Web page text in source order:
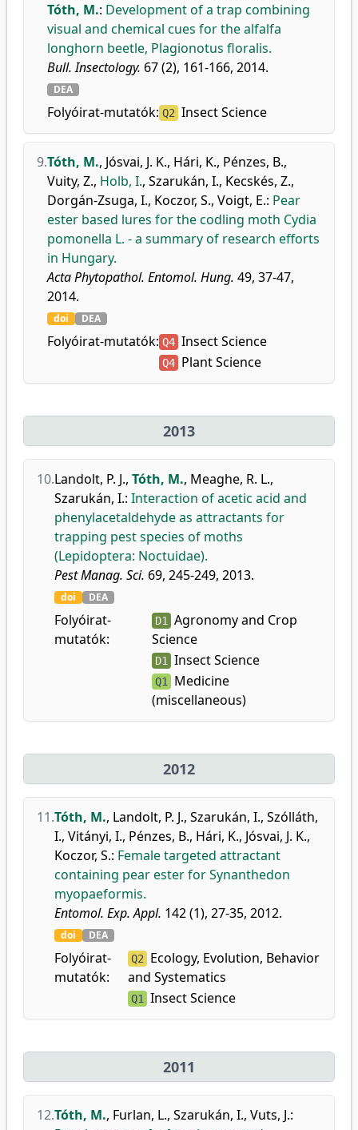
Tóth, M.: Development of a trap combining
visual and chemical cues for the alfalfa
longhorn beetle, Plagionotus floralis.
Bull. Insectology. 67 (2), 161-166, 2014.
DEA
Folyóirat-mutatók: Q2 Insect Science
9.Tóth, M., Jósvai, J. K., Hári, K., Pénzes, B.,
Vuity, Z., Holb, I., Szarukán, I., Kecskés, Z.,
Dorgán-Zsuga, I., Koczor, S., Voigt, E.: Pear
ester based lures for the codling moth Cydia
pomonella L. - a summary of research efforts
in Hungary.
Acta Phytopathol. Entomol. Hung. 49, 37-47,
2014.
doi DEA
Folyóirat-mutatók: Q4 Insect Science
Q4 Plant Science
2013
10.Landolt, P. J., Tóth, M., Meaghe, R. L.,
Szarukán, I.: Interaction of acetic acid and
phenylacetaldehyde as attractants for
trapping pest species of moths
(Lepidoptera: Noctuidae).
Pest Manag. Sci. 69, 245-249, 2013.
doi DEA
Folyóirat-
mutatók:
D1
Agronomy and Crop
Science
D1 Insect Science
Q1
Medicine
(miscellaneous)
2012
11.Tóth, M., Landolt, P. J., Szarukán, I., Szólláth,
I., Vitányi, I., Pénzes, B., Hári, K., Jósvai, J. K.,
Koczor, S.: Female targeted attractant
containing pear ester for Synanthedon
myopaeformis.
Entomol. Exp. Appl. 142 (1), 27-35, 2012.
doi DEA
Folyóirat-
mutatók:
Q2
Ecology, Evolution, Behavior
and Systematics
Q1 Insect Science
2011
12.Tóth, M., Furlan, L., Szarukán, I., Vuts, J.: